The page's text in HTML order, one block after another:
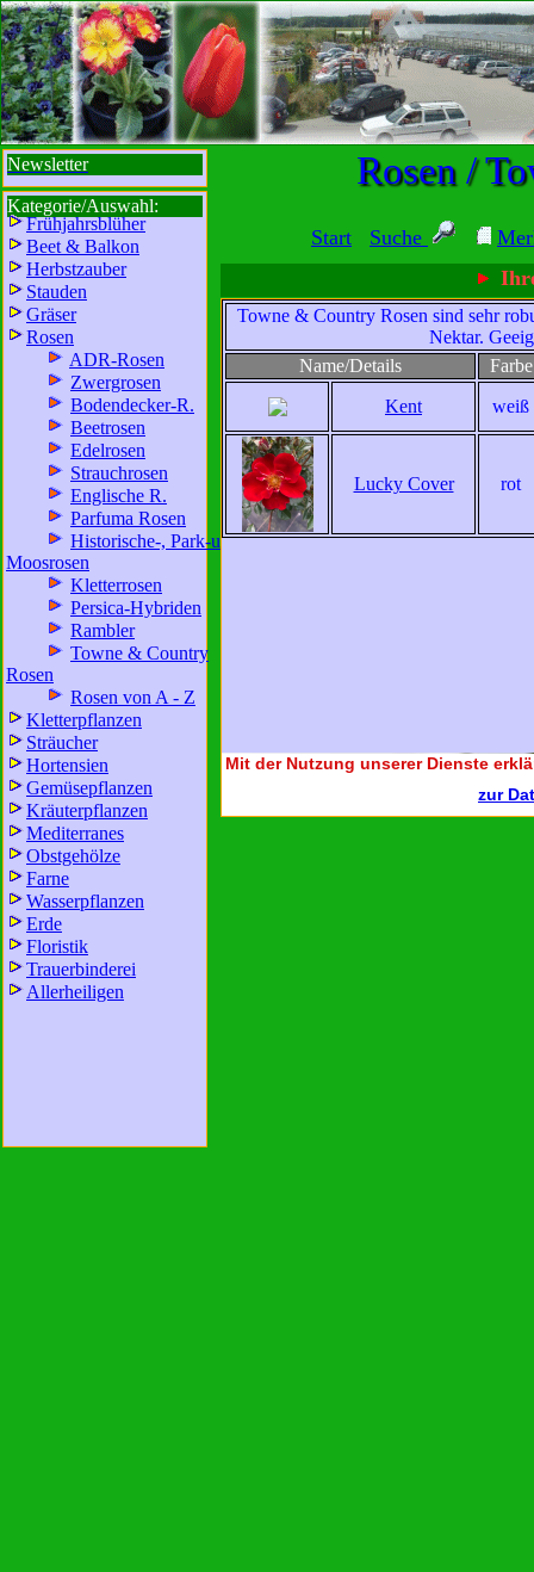
sbisbbib
Start Suche
Rosen /
Newsletter
Kategorie/Auswahl:
Frühjahrsblüher
Beet & Balkon
Herbstzauber
Stauden
Gräser
Rosen
ADR-Rosen
Zwergrosen
Bodendecker-R.
Beetrosen
Edelrosen
Strauchrosen
Englische R.
Parfuma Rosen
Historische-, Park-u.
Moosrosen
Kletterrosen
Persica-Hybriden
Rambler
Towne & Country
Rosen
Rosen von A - Z
Kletterpflanzen
Sträucher
Hortensien
Gemüsepflanzen
Kräuterpflanzen
Mediterranes
Obstgehölze
Farne
Wasserpflanzen
Erde
Floristik
Trauerbinderei
Allerheiligen
Wir sind für Sie da:
Mo - Fr: 8 - 18 Uhr
und freuen uns auf
Ihren Besuch.
Ihre
Mit der Nutzung unserer Dienste
zur
Towne & Country Rosen sind sehr
Nektar.
Name/Details
Farbe
Kent
weiß
Lucky Cover rot